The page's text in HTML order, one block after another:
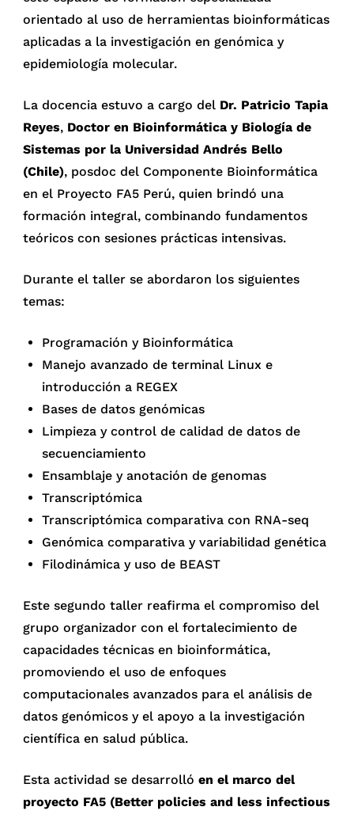
orientado al uso de herramientas bioinformáticas
aplicadas a la investigación en genómica y
epidemiología molecular.
La docencia estuvo a cargo del Dr. Patricio Tapia
Reyes, Doctor en Bioinformática y Biología de
Sistemas por la Universidad Andrés Bello
(Chile), posdoc del Componente Bioinformática
en el Proyecto FA5 Perú, quien brindó una
formación integral, combinando fundamentos
teóricos con sesiones prácticas intensivas.
Durante el taller se abordaron los siguientes
temas:
Programación y Bioinformática
Manejo avanzado de terminal Linux e
introducción a REGEX
Bases de datos genómicas
Limpieza y control de calidad de datos de
secuenciamiento
Ensamblaje y anotación de genomas
Transcriptómica
Transcriptómica comparativa con RNA-seq
Genómica comparativa y variabilidad genética
Filodinámica y uso de BEAST
Este segundo taller reafirma el compromiso del
grupo organizador con el fortalecimiento de
capacidades técnicas en bioinformática,
promoviendo el uso de enfoques
computacionales avanzados para el análisis de
datos genómicos y el apoyo a la investigación
científica en salud pública.
Esta actividad se desarrollóen el marco del
proyecto FA5 (Better policies and less infectious